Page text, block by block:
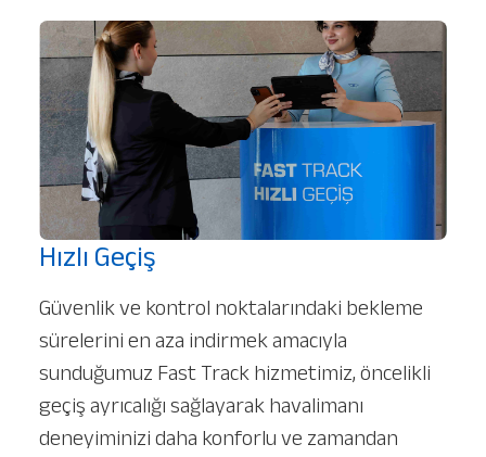
Hizmetlerimiz Hakkımızda Platinum Hizmetler
Hızlı Geçiş
Güvenlik ve kontrol noktalarındaki bekleme
sürelerini en aza indirmek amacıyla
sunduğumuz Fast Track hizmetimiz, öncelikli
geçiş ayrıcalığı sağlayarak havalimanı
deneyiminizi daha konforlu ve zamandan